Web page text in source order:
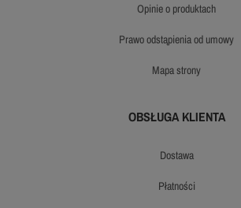
opinie o produktach
prawo odstąpienia od umowy
mapa strony
OBSŁUGA KLIENTA
dostawa
płatności